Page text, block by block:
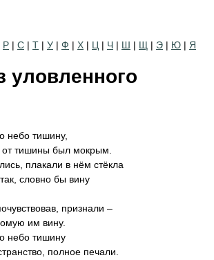
Р | С | Т | У | Ф | Х | Ц | Ч | Ш | Щ | Э | Ю | Я
уловленного
небо тишину,
тишины был мокрым.
плакали в нём стёкла
словно бы вину
признали –
им вину.
небо тишину
полное печали.